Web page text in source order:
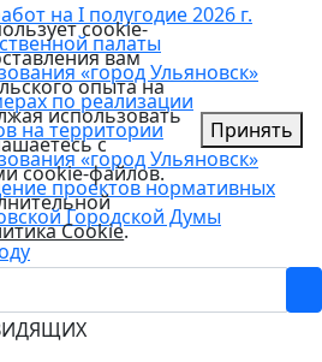
на I полугодие 2026 г.
палаты
«город Ульяновск»
по реализации
на территории
«город Ульяновск»
проектов нормативных
Городской Думы
cookie-
вам
опыта на
использовать
с
cookie-файлов.
Cookie.
Принять